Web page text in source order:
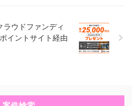
安く住んでる、修繕積立金上げる必
る。 それを教えてくれたのが、フィ
ウドファンディ
イントサイト経由